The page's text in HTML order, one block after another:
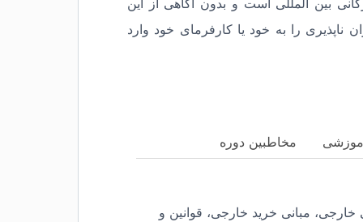
ناپذیری را به خود یا کارفرمای خود وارد
مخاطبین دوره
خارجی، مبانی خرید خارجی، قوانین و